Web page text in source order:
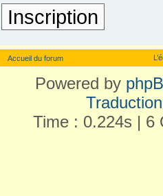
Inscription
Accueil du forum
Powered by
Time : 0.224s | 6